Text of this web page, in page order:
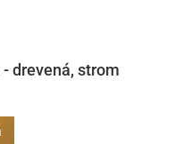
drevená, strom